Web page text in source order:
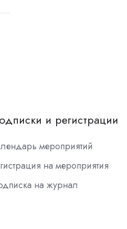
и регистрации
мероприятий
на мероприятия
на журнал